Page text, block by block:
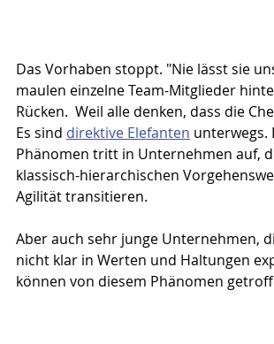
Das Vorhaben stoppt. "Nie lässt sie
maulen einzelne Team-Mitglieder
Rücken.  Weil alle denken, dass die
Es sind direktive Elefanten unterwegs.
Phänomen tritt in Unternehmen auf,
klassisch-hierarchischen
Agilität transitieren.
Aber auch sehr junge Unternehmen,
nicht klar in Werten und Haltungen
können von diesem Phänomen